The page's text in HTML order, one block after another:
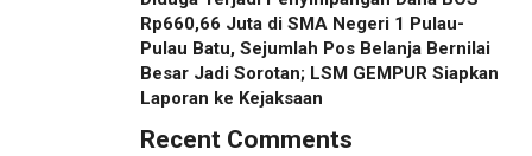
Rp660,66 Juta di SMA Negeri 1 Pulau-
Pulau Batu, Sejumlah Pos Belanja Bernilai
Besar Jadi Sorotan; LSM GEMPUR Siapkan
Laporan ke Kejaksaan
Recent Comments